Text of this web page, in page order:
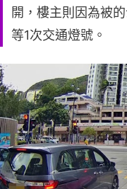
開，樓主則因為被
等1次交通燈號。